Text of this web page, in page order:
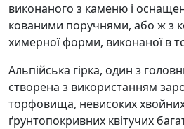
виконаного з каменю і
кованими поручнями, або ж з
химерної форми, виконаної в
Альпійська гірка, один з
створена з використанням
торфовища, невисоких
ґрунтопокривних квітучих